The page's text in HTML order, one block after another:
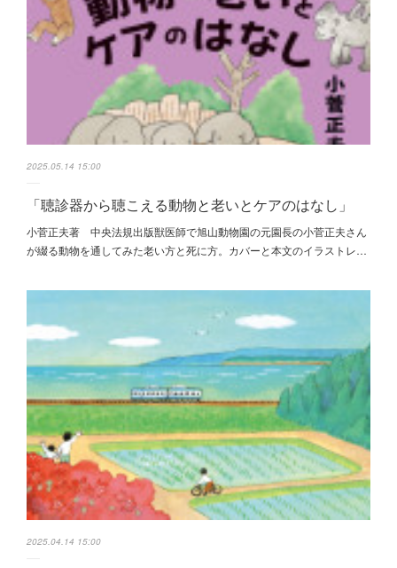
2025.05.14 15:00
「聴診器から聴こえる動物と老いとケアのはなし」
小菅正夫著 中央法規出版獣医師で旭山動物園の元園長の小菅正夫さん
が綴る動物を通してみた老い方と死に方。カバーと本文のイラストレ…
2025.04.14 15:00